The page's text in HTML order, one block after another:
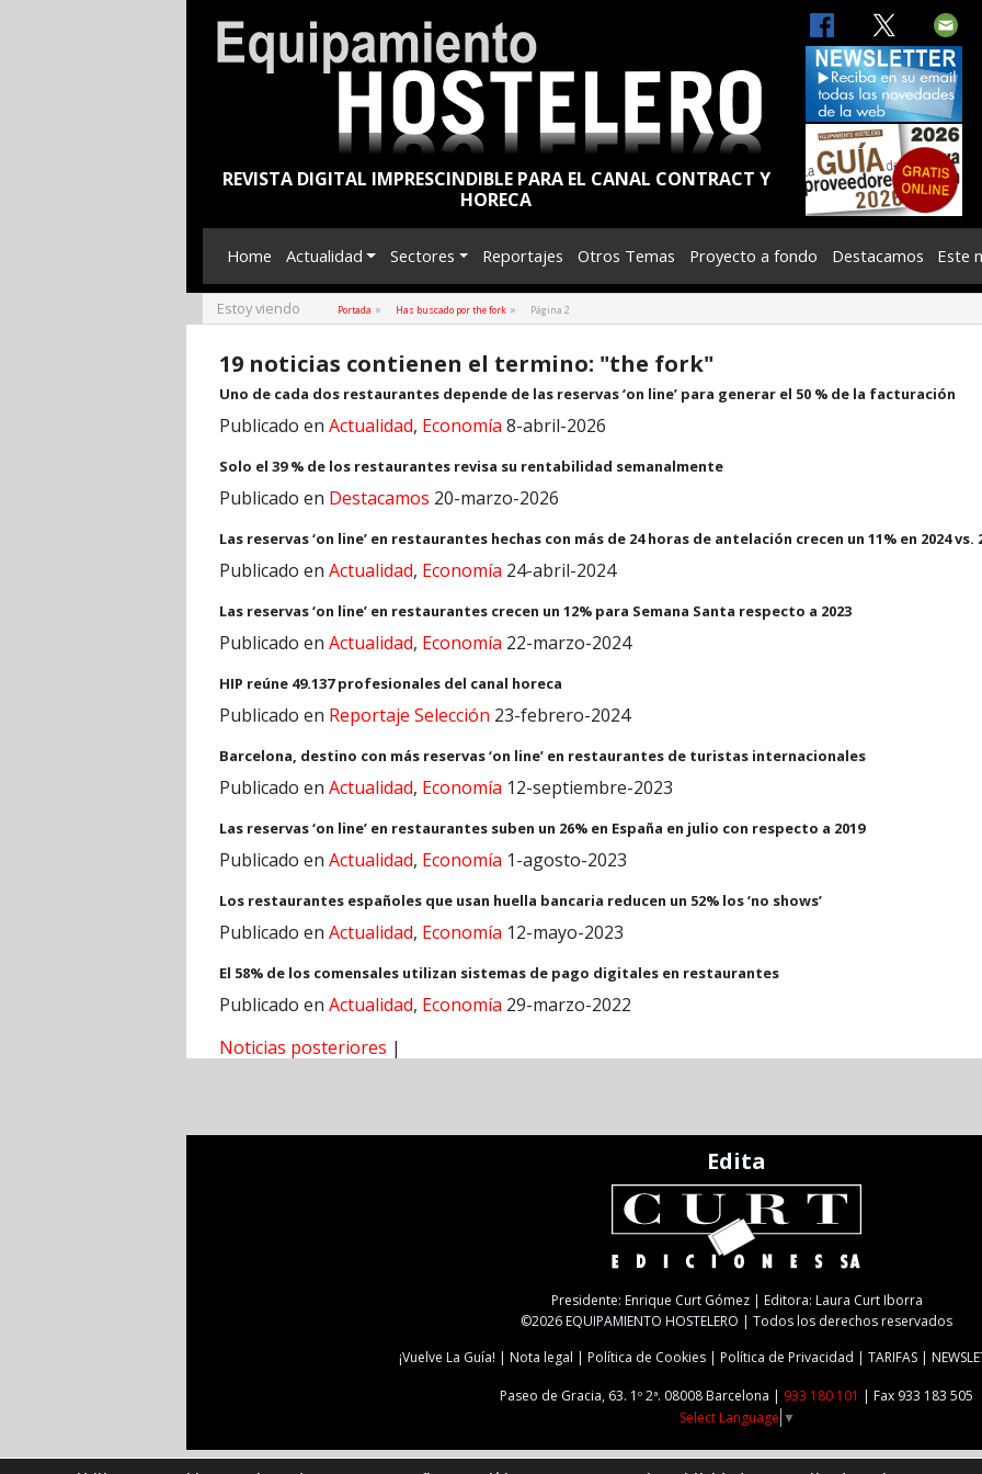
REVISTA DIGITAL IMPRESCINDIBLE PARA EL CANAL CONTRACT Y
HORECA
Home Actualidad Sectores Reportajes Otros Temas Proyecto a fondo Destacamos Este
Estoy viendo Portada » Has buscado por the fork» Página 2
19 noticias contienen el termino: "the fork"
Uno de cada dos restaurantes depende de las reservas ‘on line’ para generar el 50 % de la facturación
Publicado en Actualidad, Economía 8-abril-2026
Solo el 39 % de los restaurantes revisa su rentabilidad semanalmente
Publicado en Destacamos 20-marzo-2026
Las reservas ‘on line’ en restaurantes hechas con más de 24 horas de antelación crecen un 11% en 2024 vs.
Publicado en Actualidad, Economía 24-abril-2024
Las reservas ‘on line’ en restaurantes crecen un 12% para Semana Santa respecto a 2023
Publicado en Actualidad, Economía 22-marzo-2024
HIP reúne 49.137 profesionales del canal horeca
Publicado en Reportaje Selección 23-febrero-2024
Barcelona, destino con más reservas ‘on line’ en restaurantes de turistas internacionales
Publicado en Actualidad, Economía 12-septiembre-2023
Las reservas ‘on line’ en restaurantes suben un 26% en España en julio con respecto a 2019
Publicado en Actualidad, Economía 1-agosto-2023
Los restaurantes españoles que usan huella bancaria reducen un 52% los ‘no shows’
Publicado en Actualidad, Economía 12-mayo-2023
El 58% de los comensales utilizan sistemas de pago digitales en restaurantes
Publicado en Actualidad, Economía 29-marzo-2022
Noticias posteriores |
Edita
Presidente: Enrique Curt Gómez | Editora: Laura Curt Iborra
©2026 EQUIPAMIENTO HOSTELERO | Todos los derechos reservados
¡Vuelve La Guía!
Nota legal Política de Cookies Política de Privacidad TARIFAS
Paseo de Gracia, 63. 1º 2ª. 08008 Barcelona | 933 180 101 | Fax 933 183 505
Select Language ▼